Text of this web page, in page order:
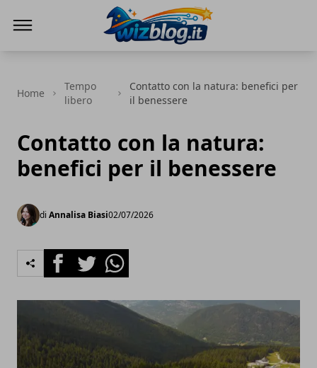
Home
Tempo
libero
Contatto con la natura: benefici per
il benessere
Contatto con la natura:
benefici per il benessere
di Annalisa Biasi02/07/2026
FacebookTwitterWhatsapp